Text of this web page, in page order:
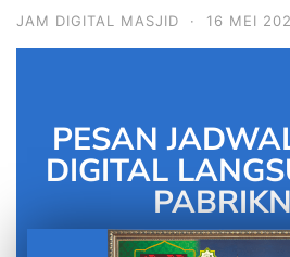
JAM DIGITAL MASJID · 16 MEI
PESAN
DIGITAL